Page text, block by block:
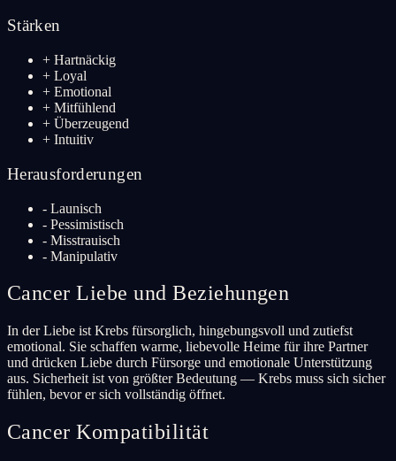
Stärken
+ Hartnäckig
+ Loyal
+ Emotional
+ Mitfühlend
+ Überzeugend
+ Intuitiv
Herausforderungen
- Launisch
- Pessimistisch
- Misstrauisch
- Manipulativ
Cancer Liebe und Beziehungen
In der Liebe ist Krebs fürsorglich, hingebungsvoll und zutiefst
emotional. Sie schaffen warme, liebevolle Heime für ihre Partner
und drücken Liebe durch Fürsorge und emotionale Unterstützung
aus. Sicherheit ist von größter Bedeutung — Krebs muss sich sicher
fühlen, bevor er sich vollständig öffnet.
Cancer Kompatibilität